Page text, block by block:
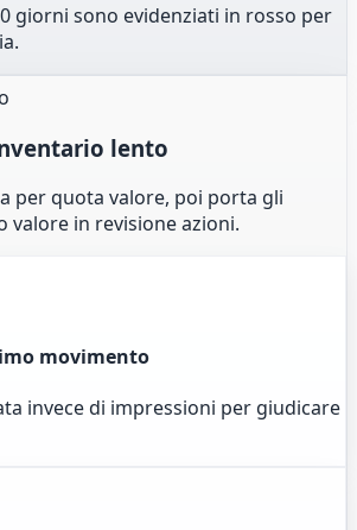
giorni sono evidenziati in rosso per
lento
per quota valore, poi porta gli
valore in revisione azioni.
movimento
invece di impressioni per giudicare